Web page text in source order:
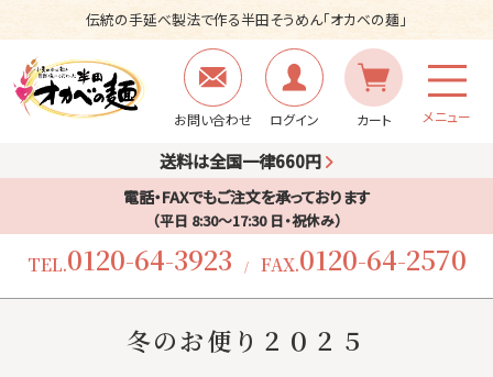
伝統の手延べ製法で作る半田そうめん「オカベの麺」
お問い合わせ ログイン カート メニュー
送料は全国一律660円
電話・FAXでもご注文を承っております
（平日 8:30〜17:30 日・祝休み）
TEL.0120-64-3923 / FAX.0120-64-2570
冬のお便り２０２５